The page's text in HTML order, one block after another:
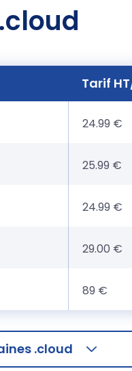
Tarif
24.99 €
25.99 €
24.99 €
29.00 €
89 €
.cloud